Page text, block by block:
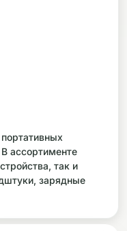
ассортименте
так и
зарядные